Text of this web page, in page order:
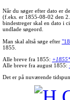
Når du søger efter dato er
(f.eks. er 1855-08-02 den
bindestreger skal en dato i
undlade søgeord.
Man skal altså søge efter
1855.
Alle breve fra 1855:
Alle breve fra august 1855:
Det er på nuværende